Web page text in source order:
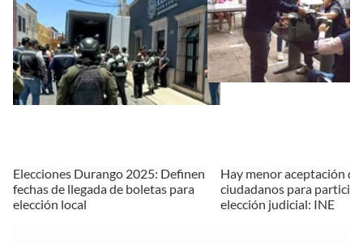
Elecciones Durango 2025: Definen
fechas de llegada de boletas para
elección local
Hay menor aceptación de
ciudadanos para
elección judicial: INE